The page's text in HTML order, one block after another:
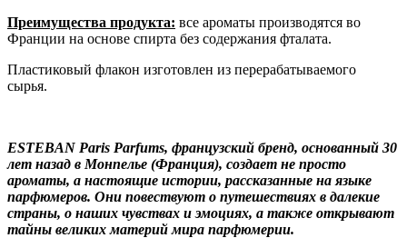
Преимущества продукта: все ароматы производятся во
Франции на основе спирта без содержания фталата.
Пластиковый флакон изготовлен из перерабатываемого
сырья.
ESTEBAN Paris Parfums, французский бренд, основанный 30
лет назад в Монпелье (Франция), создает не просто
ароматы, а настоящие истории, рассказанные на языке
парфюмеров. Они повествуют о путешествиях в далекие
страны, о наших чувствах и эмоциях, а также открывают
тайны великих материй мира парфюмерии.